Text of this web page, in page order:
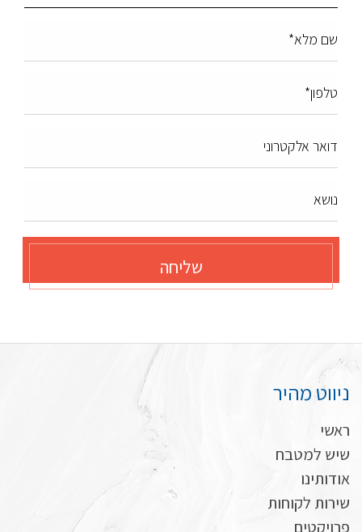
שם מלא*
טלפון*
דואר אלקטרוני
נושא
שליחה
ניווט מהיר
ראשי
שיש למטבח
אודותינו
שירות לקוחות
פרויקטים